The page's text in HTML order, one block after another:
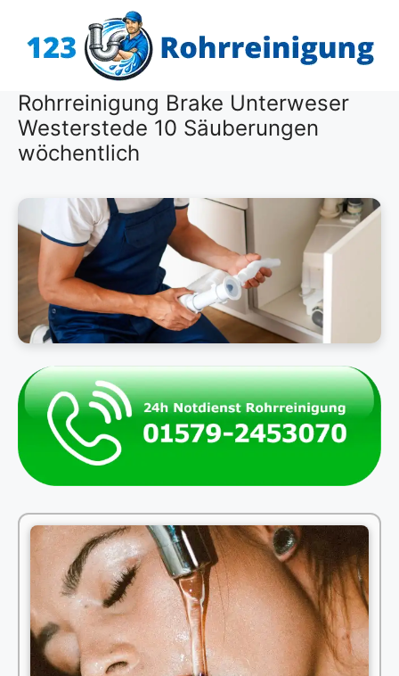
Inhalt
Rohrreinigung Brake Unterweser
Westerstede 10 Säuberungen
wöchentlich